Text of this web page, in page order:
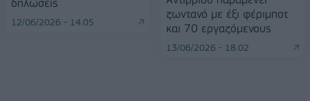
δηλώσεις
12/06/2026 - 14:05
ζωντανό με έξι φέριμποτ
και 70 εργαζόμενους
13/06/2026 - 18:02